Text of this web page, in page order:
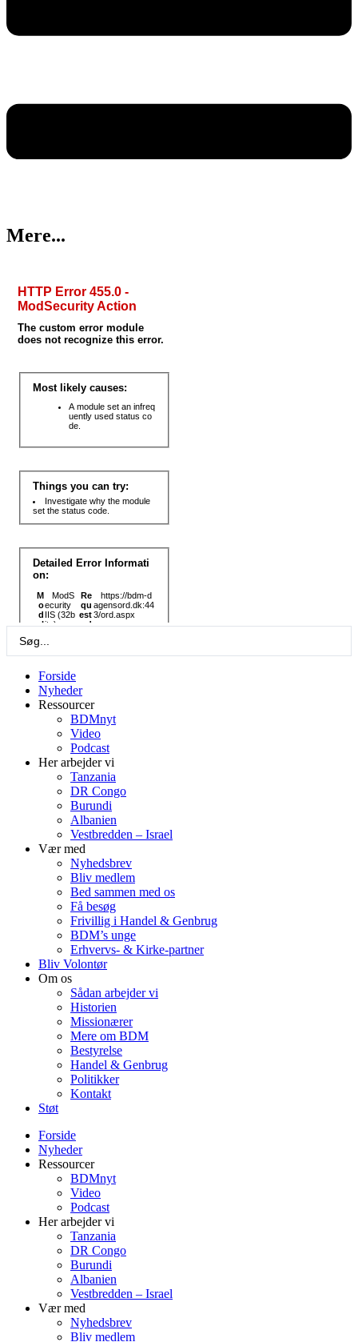
Mere...
Forside
Nyheder
Ressourcer
BDMnyt
Video
Podcast
Her arbejder vi
Tanzania
DR Congo
Burundi
Albanien
Vestbredden – Israel
Vær med
Nyhedsbrev
Bliv medlem
Bed sammen med os
Få besøg
Frivillig i Handel & Genbrug
BDM’s unge
Erhvervs- & Kirke-partner
Bliv Volontør
Om os
Sådan arbejder vi
Historien
Missionærer
Mere om BDM
Bestyrelse
Handel & Genbrug
Politikker
Kontakt
Støt
Forside
Nyheder
Ressourcer
BDMnyt
Video
Podcast
Her arbejder vi
Tanzania
DR Congo
Burundi
Albanien
Vestbredden – Israel
Vær med
Nyhedsbrev
Bliv medlem